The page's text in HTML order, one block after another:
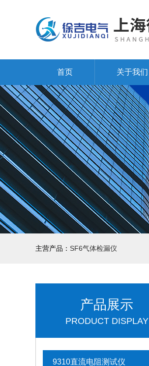
首页 关于我们
主营产品： SF6气体检漏仪
产品展示
PRODUCT DISPLAY
9310直流电阻测试仪